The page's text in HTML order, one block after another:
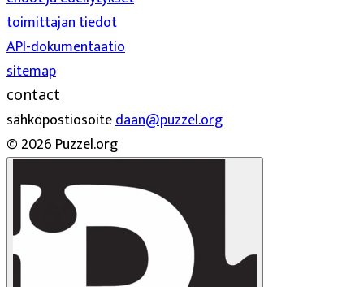
toimittajan tiedot
API-dokumentaatio
sitemap
contact
sähköpostiosoitedaan@puzzel.org
© 2026 Puzzel.org